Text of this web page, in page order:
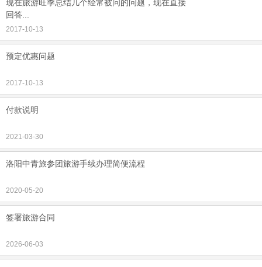
现在旅游旺季总结几个经常被问的问题，现在直接
回答...
2017-10-13
预定优惠问题
2017-10-13
付款说明
2021-03-30
洛阳中青旅参团旅游手续办理简便流程
2020-05-20
签署旅游合同
2026-06-03